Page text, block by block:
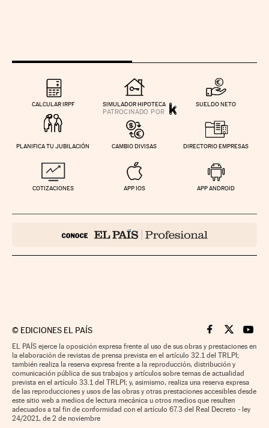
CALCULAR IRPF SIMULADOR HIPOTECA SUELDO NETO
PLANIFICA TU JUBILACIÓN CAMBIO DIVISAS DIRECTORIO EMPRESAS
COTIZACIONES APP IOS APP ANDROID
© EDICIONES EL PAÍS Cinco Días en
Cinco Días
Cinco
EL PAÍS ejerce la oposición expresa frente al uso de sus obras y prestaciones en
la elaboración de revistas de prensa prevista en el artículo 32.1 del TRLPI;
también realiza la reserva expresa frente a la reproducción, distribución y
comunicación pública de sus trabajos y artículos sobre temas de actualidad
prevista en el artículo 33.1 del TRLPI; y, asimismo, realiza una reserva expresa
de las reproducciones y usos de las obras y otras prestaciones accesibles desde
este sitio web a medios de lectura mecánica u otros medios que resulten
adecuados a tal fin de conformidad con el artículo 67.3 del Real Decreto - ley
24/2021, de 2 de noviembre